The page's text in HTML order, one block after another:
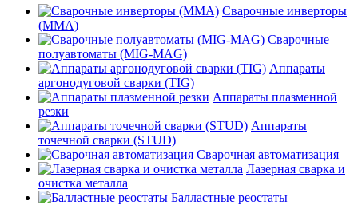
Сварочные инверторы
(MMA)
Сварочные
полуавтоматы (MIG-MAG)
Аппараты
аргонодуговой сварки (TIG)
Аппараты плазменной
резки
Аппараты
точечной сварки (STUD)
Сварочная автоматизация
Лазерная сварка и
очистка металла
Балластные реостаты